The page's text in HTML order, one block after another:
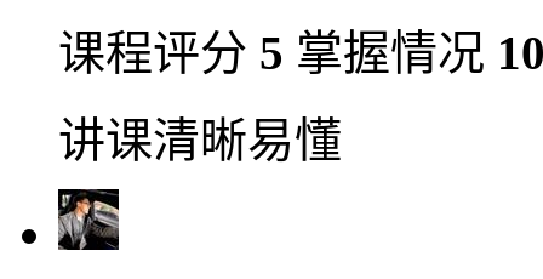
课程评分 5 掌握情况
讲课清晰易懂